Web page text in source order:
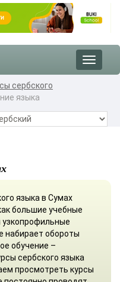
Toggle
сербского
языка
языка в Сумах
большие учебные
узкопрофильные
набирает обороты
обучение –
сербского языка
просмотреть курсы